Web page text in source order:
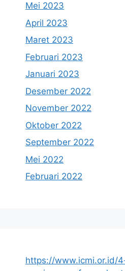
Mei 2023
April 2023
Maret 2023
Februari 2023
Januari 2023
Desember 2022
November 2022
Oktober 2022
September 2022
Mei 2022
Februari 2022
https://www.icmi.or.id/